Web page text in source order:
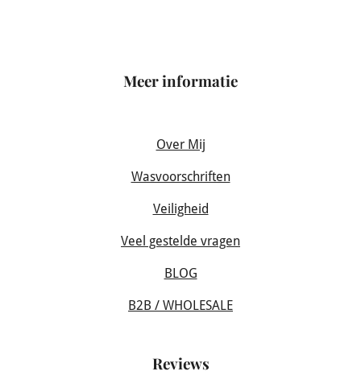
Meer informatie
Over Mij
Wasvoorschriften
Veiligheid
Veel gestelde vragen
BLOG
B2B / WHOLESALE
Reviews